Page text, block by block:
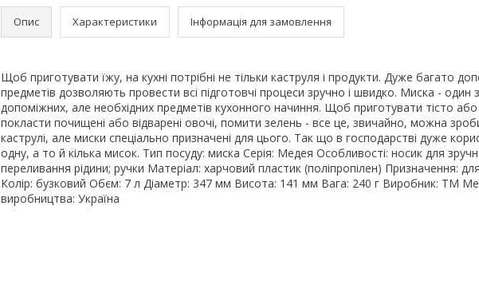
Опис Характеристики Інформація для замовлення
Щоб приготувати їжу, на кухні потрібні не тільки каструля і продукти. Дуже багато
предметів дозволяють провести всі підготовчі процеси зручно і швидко. Миска - один
допоміжних, але необхідних предметів кухонного начиння. Щоб приготувати тісто
покласти почищені або відварені овочі, помити зелень - все це, звичайно, можна
каструлі, але миски спеціально призначені для цього. Так що в господарстві дуже
одну, а то й кілька мисок. Тип посуду: миска Серія: Медея Особливості: носик для
переливання рідини; ручки Матеріал: харчовий пластик (поліпропілен) Призначення: для
Колір: бузковий Обєм: 7 л Діаметр: 347 мм Висота: 141 мм Вага: 240 г Виробник: ТМ
виробництва: Україна